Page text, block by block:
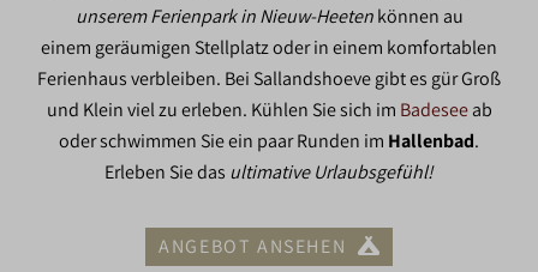
unserem Ferienpark in Nieuw-Heetenkönnen au
einem geräumigen Stellplatz oder in einem komfortablen
Ferienhaus verbleiben. Bei Sallandshoeve gibt es gür Groß
und Klein viel zu erleben. Kühlen Sie sich im Badeseeab
oder schwimmen Sie ein paar Runden im Hallenbad.
Erleben Sie das ultimative Urlaubsgefühl!
ANGEBOT ANSEHEN